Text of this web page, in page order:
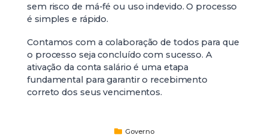
sem risco de má-fé ou uso indevido. O processo
é simples e rápido.
Contamos com a colaboração de todos para que
o processo seja concluído com sucesso. A
ativação da conta salário é uma etapa
fundamental para garantir o recebimento
correto dos seus vencimentos.
Governo